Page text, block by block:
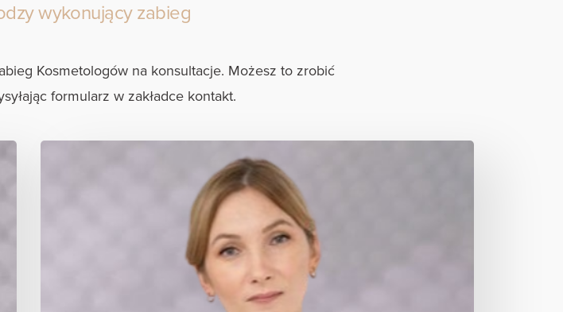
wykonujący zabieg
Kosmetologów na konsultacje. Możesz to zrobić
formularz w zakładce kontakt.